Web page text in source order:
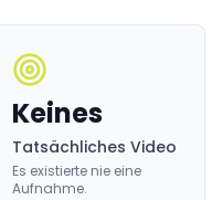
Keines
Tatsächliches Video
Es existierte nie eine
Aufnahme.